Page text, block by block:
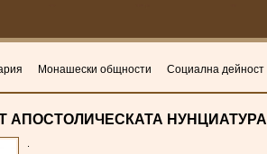
Монашески общности Социална дейност
АПОСТОЛИЧЕСКАТА НУНЦИАТУРА